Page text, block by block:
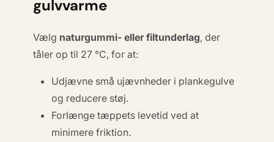
gulvvarme
Vælg naturgummi- eller filtunderlag, der
tåler op til 27 °C, for at:
Udjævne små ujævnheder i plankegulve
og reducere støj.
Forlænge tæppets levetid ved at
minimere friktion.